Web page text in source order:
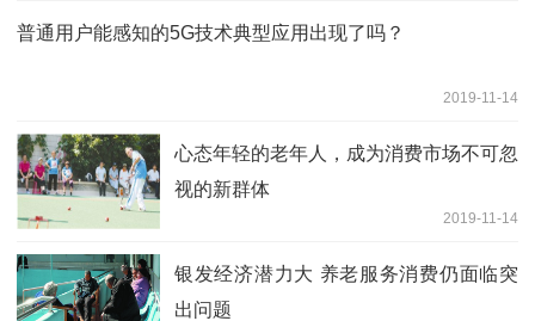
普通用户能感知的5G技术典型应用出现了吗？
2019-11-14
心态年轻的老年人，成为消费市场不可忽
视的新群体
2019-11-14
银发经济潜力大 养老服务消费仍面临突
出问题